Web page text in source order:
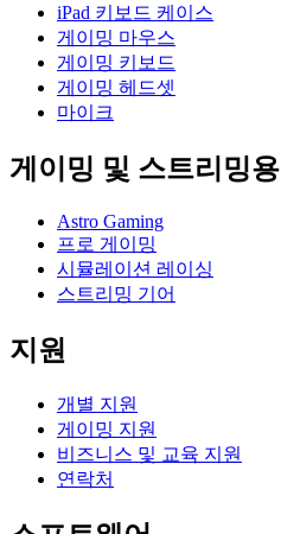
iPad 키보드 케이스
게이밍 마우스
게이밍 키보드
게이밍 헤드셋
마이크
게이밍 및 스트리밍용
Astro Gaming
프로 게이밍
시뮬레이션 레이싱
스트리밍 기어
지원
개별 지원
게이밍 지원
비즈니스 및 교육 지원
연락처